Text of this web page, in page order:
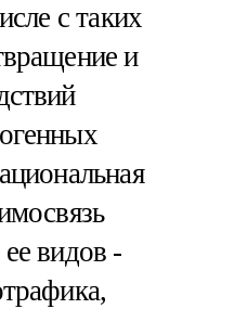
с таких
и
видов -